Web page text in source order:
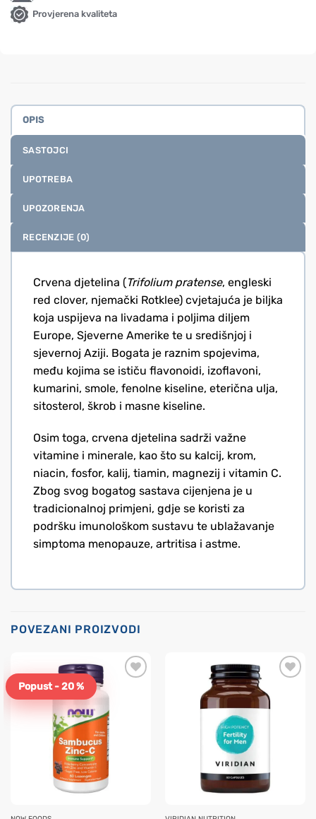
Provjerena kvaliteta
OPIS
SASTOJCI
UPOTREBA
UPOZORENJA
RECENZIJE (0)
Crvena djetelina (Trifolium pratense, engleski
red clover, njemački Rotklee) cvjetajuća je biljka
koja uspijeva na livadama i poljima diljem
Europe, Sjeverne Amerike te u središnjoj i
sjevernoj Aziji. Bogata je raznim spojevima,
među kojima se ističu flavonoidi, izoflavoni,
kumarini, smole, fenolne kiseline, eterična ulja,
sitosterol, škrob i masne kiseline.
Osim toga, crvena djetelina sadrži važne
vitamine i minerale, kao što su kalcij, krom,
niacin, fosfor, kalij, tiamin, magnezij i vitamin C.
Zbog svog bogatog sastava cijenjena je u
tradicionalnoj primjeni, gdje se koristi za
podršku imunološkom sustavu te ublažavanje
simptoma menopauze, artritisa i astme.
POVEZANI PROIZVODI
Popust - 20 %